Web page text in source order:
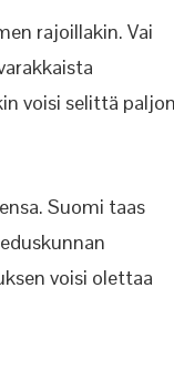
rajoillakin. Vai
voisi selittä
Suomi taas
voisi olettaa